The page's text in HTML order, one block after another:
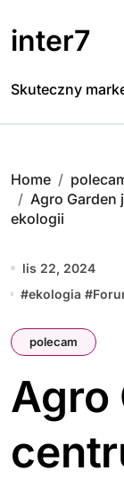
to
content
inter7
Skuteczny
Home
Agro Garden
ekologii
lis 22, 2024
#ekologia #
polecam
Agro